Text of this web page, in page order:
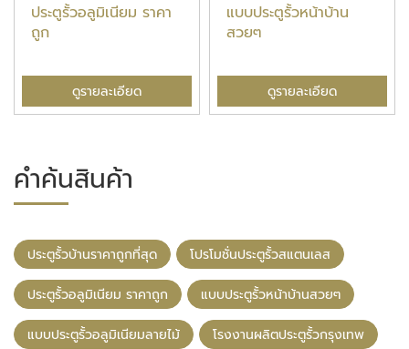
ประตูรั้วอลูมิเนียม ราคา
ถูก
ดูรายละเอียด
แบบประตูรั้วหน้าบ้าน
สวยๆ
ดูรายละเอียด
คำค้นสินค้า
ประตูรั้วบ้านราคาถูกที่สุด โปรโมชั่นประตูรั้วสแตนเลส
ประตูรั้วอลูมิเนียม ราคาถูก แบบประตูรั้วหน้าบ้านสวยๆ
แบบประตูรั้วอลูมิเนียมลายไม้ โรงงานผลิตประตูรั้วกรุงเทพ